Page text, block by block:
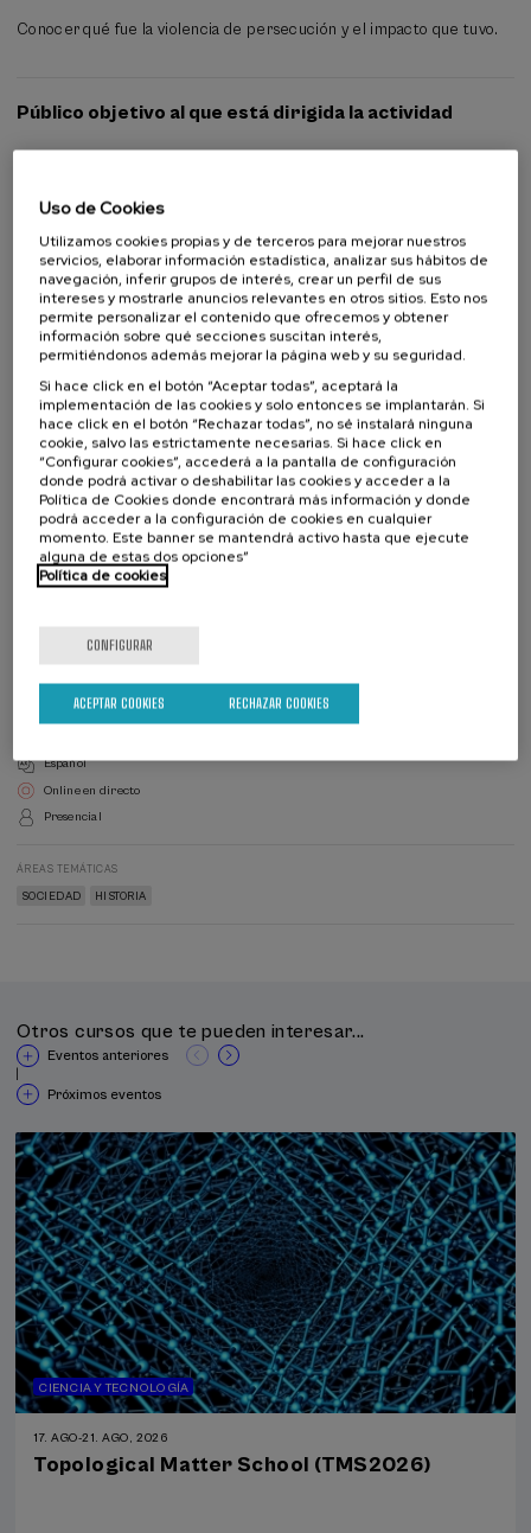
Conocer qué fue la violencia de persecución y el impacto que tuvo.
Público objetivo al que está dirigida la actividad
Estudiantes no universitarios
Profesionales
Colabora
DESDE 25 €
Ver precios matrícula
DIRECTOR/A DEL CURSO
Sara Hidalgo García de Orellán
Universidad del País Vasco
Español
Online en directo
Presencial
ÁREAS TEMÁTICAS
SOCIEDAD HISTORIA
Otros cursos que te pueden interesar...
Eventos anteriores
Próximos eventos
CIENCIA Y TECNOLOGÍA
17. AGO-21. AGO, 2026
Topological Matter School (TMS2026)
Uso de Cookies
Utilizamos cookies propias y de terceros para mejorar nuestros
servicios, elaborar información estadística, analizar sus hábitos de
navegación, inferir grupos de interés, crear un perfil de sus
intereses y mostrarle anuncios relevantes en otros sitios. Esto nos
permite personalizar el contenido que ofrecemos y obtener
información sobre qué secciones suscitan interés,
permitiéndonos además mejorar la página web y su seguridad.
Si hace click en el botón “Aceptar todas”, aceptará la
implementación de las cookies y solo entonces se implantarán. Si
hace click en el botón “Rechazar todas”, no sé instalará ninguna
cookie, salvo las estrictamente necesarias. Si hace click en
“Configurar cookies”, accederá a la pantalla de configuración
donde podrá activar o deshabilitar las cookies y acceder a la
Política de Cookies donde encontrará más información y donde
podrá acceder a la configuración de cookies en cualquier
momento. Este banner se mantendrá activo hasta que ejecute
alguna de estas dos opciones”
Política de cookies
CONFIGURAR
RECHAZAR COOKIES
ACEPTAR COOKIES